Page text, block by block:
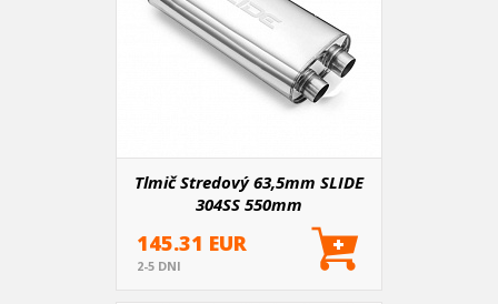
Tlmič Stredový 63,5mm SLIDE
304SS 550mm
145.31 EUR
2-5 DNI